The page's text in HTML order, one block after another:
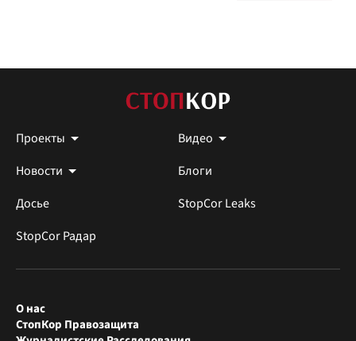
Проекты
Видео
Новости
Блоги
Досье
StopCor Leaks
StopCor Радар
О нас
СтопКор Правозащита